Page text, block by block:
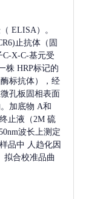
ELISA）。
止抗体（固
C-X-C-基元受
株 HRP标记的
酶标抗体），经
孔板固相表面
加底物 A和
止液（2M 硫
波长上测定
品中 人趋化因
拟合校准品曲